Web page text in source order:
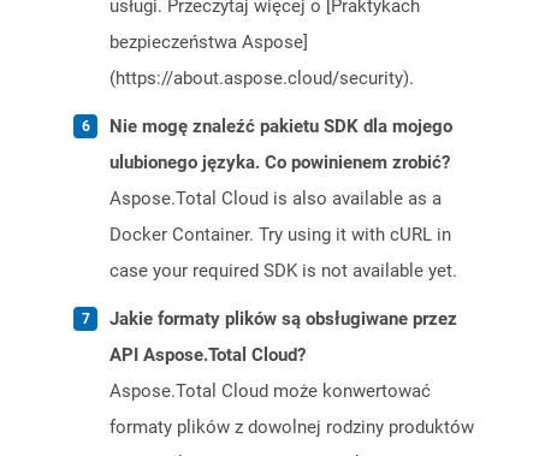
usługi. Przeczytaj więcej o [Praktykach
bezpieczeństwa Aspose]
(https://about.aspose.cloud/security).
Nie mogę znaleźć pakietu SDK dla mojego
ulubionego języka. Co powinienem zrobić?
Aspose.Total Cloud is also available as a
Docker Container. Try using it with cURL in
case your required SDK is not available yet.
Jakie formaty plików są obsługiwane przez
API Aspose.Total Cloud?
Aspose.Total Cloud może konwertować
formaty plików z dowolnej rodziny produktów